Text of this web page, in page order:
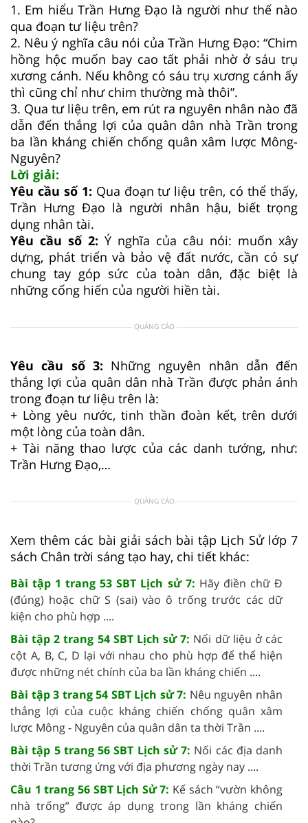
1. Em hiểu Trần Hưng Đạo là người như thế nào
qua đoạn tư liệu trên?
2. Nêu ý nghĩa câu nói của Trần Hưng Đạo: “Chim
hồng hộc muốn bay cao tất phải nhờ ở sáu trụ
xương cánh. Nếu không có sáu trụ xương cánh ấy
thì cũng chỉ như chim thường mà thôi”.
3. Qua tư liệu trên, em rút ra nguyên nhân nào đã
dẫn đến thắng lợi của quân dân nhà Trần trong
ba lần kháng chiến chống quân xâm lược Mông-
Nguyên?
Lời giải:
Yêu cầu số 1: Qua đoạn tư liệu trên, có thể thấy,
Trần Hưng Đạo là người nhân hậu, biết trọng
dụng nhân tài.
Yêu cầu số 2: Ý nghĩa của câu nói: muốn xây
dựng, phát triển và bảo vệ đất nước, cần có sự
chung tay góp sức của toàn dân, đặc biệt là
những cống hiến của người hiền tài.
QUẢNG CÁO
Yêu cầu số 3: Những nguyên nhân dẫn đến
thắng lợi của quân dân nhà Trần được phản ánh
trong đoạn tư liệu trên là:
+ Lòng yêu nước, tinh thần đoàn kết, trên dưới
một lòng của toàn dân.
+ Tài năng thao lược của các danh tướng, như:
Trần Hưng Đạo,…
QUẢNG CÁO
Xem thêm các bài giải sách bài tập Lịch Sử lớp 7
sách Chân trời sáng tạo hay, chi tiết khác:
Bài tập 1 trang 53 SBT Lịch sử 7: Hãy điền chữ Đ
(đúng) hoặc chữ S (sai) vào ô trống trước các dữ
kiện cho phù hợp ....
Bài tập 2 trang 54 SBT Lịch sử 7: Nối dữ liệu ở các
cột A, B, C, D lại với nhau cho phù hợp để thể hiện
được những nét chính của ba lần kháng chiến ....
Bài tập 3 trang 54 SBT Lịch sử 7: Nêu nguyên nhân
thắng lợi của cuộc kháng chiến chống quân xâm
lược Mông - Nguyên của quân dân ta thời Trần ....
Bài tập 5 trang 56 SBT Lịch sử 7: Nối các địa danh
thời Trần tương ứng với địa phương ngày nay ....
Câu 1 trang 56 SBT Lịch Sử 7: Kế sách “vườn không
nhà trống” được áp dụng trong lần kháng chiến